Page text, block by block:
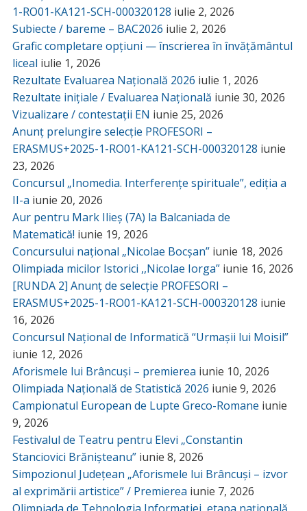
1-RO01-KA121-SCH-000320128 iulie 2, 2026
Subiecte / bareme – BAC2026 iulie 2, 2026
Grafic completare opțiuni — înscrierea în învățământul
liceal iulie 1, 2026
Rezultate Evaluarea Națională 2026 iulie 1, 2026
Rezultate inițiale / Evaluarea Națională iunie 30, 2026
Vizualizare / contestații EN iunie 25, 2026
Anunț prelungire selecție PROFESORI –
ERASMUS+2025-1-RO01-KA121-SCH-000320128 iunie
23, 2026
Concursul „Inomedia. Interferențe spirituale”, ediția a
II-a iunie 20, 2026
Aur pentru Mark Ilieș (7A) la Balcaniada de
Matematică! iunie 19, 2026
Concursului național „Nicolae Bocșan” iunie 18, 2026
Olimpiada micilor Istorici ,,Nicolae Iorga” iunie 16, 2026
[RUNDA 2] Anunț de selecție PROFESORI –
ERASMUS+2025-1-RO01-KA121-SCH-000320128 iunie
16, 2026
Concursul Național de Informatică “Urmașii lui Moisil”
iunie 12, 2026
Aforismele lui Brâncuși – premierea iunie 10, 2026
Olimpiada Națională de Statistică 2026 iunie 9, 2026
Campionatul European de Lupte Greco-Romane iunie
9, 2026
Festivalul de Teatru pentru Elevi „Constantin
Stanciovici Brănișteanu” iunie 8, 2026
Simpozionul Județean „Aforismele lui Brâncuși – izvor
al exprimării artistice” / Premierea iunie 7, 2026